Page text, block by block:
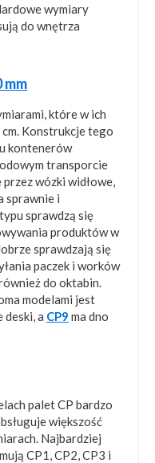
wymiary
do wnętrza
mm
które w ich
Konstrukcje tego
kontenerów
transporcie
wózki widłowe,
sprawnie i
sprawdzą się
produktów w
sprawdzają się
paczek i worków
do oktabin.
modelami jest
deski, a CP9 ma dno
palet CP bardzo
większość
Najbardziej
CP1, CP2, CP3 i